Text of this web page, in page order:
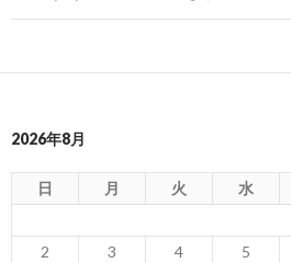
ゲ
シ
ョ
2026年8月
日 月 火 水
2
3 4 5